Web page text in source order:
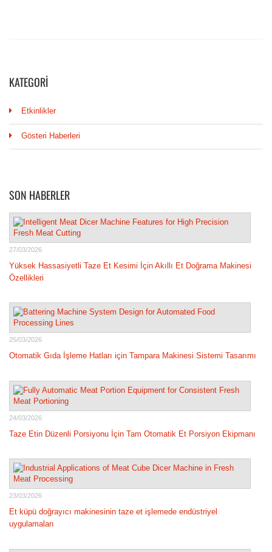
KATEGORI
Etkinlikler
Gösteri Haberleri
SON HABERLER
27/03/2026
Yüksek Hassasiyetli Taze Et Kesimi İçin Akıllı Et Doğrama Makinesi
Özellikleri
25/03/2026
Otomatik Gıda İşleme Hatları için Tampara Makinesi Sistemi Tasarımı
24/03/2026
Taze Etin Düzenli Porsiyonu İçin Tam Otomatik Et Porsiyon Ekipmanı
23/03/2026
Et küpü doğrayıcı makinesinin taze et işlemede endüstriyel
uygulamaları